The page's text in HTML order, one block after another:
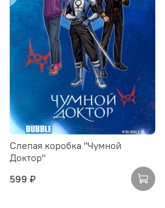
Слепая коробка "Чумной
Доктор"
599 ₽